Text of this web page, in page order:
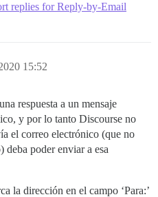
replies for Reply-by-Email
15:52
respuesta a un mensaje
y por lo tanto Discourse no
el correo electrónico (que no
poder enviar a esa
la dirección en el campo ‘Para:’